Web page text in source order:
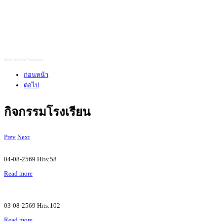
More Joomla Extensions
ก่อนหน้า
ต่อไป
กิจกรรมโรงเรียน
Prev Next
04-08-2569 Hits:58
Read more
03-08-2569 Hits:102